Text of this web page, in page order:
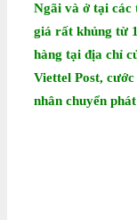
Ngãi và ở tại các
giá rất khủng từ
hàng tại địa chỉ
Viettel Post,
nhân chuyển